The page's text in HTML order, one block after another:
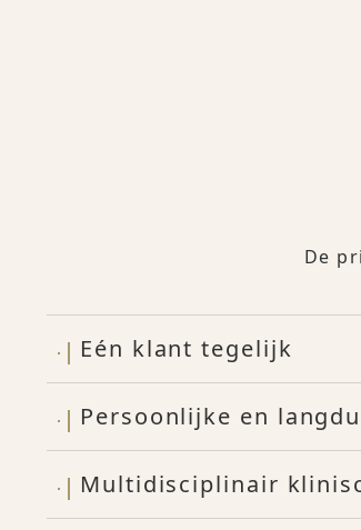
De
Eén klant tegelijk
Persoonlijke en
Multidisciplinair